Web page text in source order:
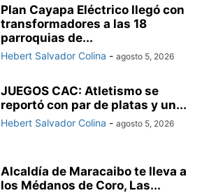
Plan Cayapa Eléctrico llegó con
transformadores a las 18
parroquias de...
Hebert Salvador Colina - agosto 5, 2026
JUEGOS CAC: Atletismo se
reportó con par de platas y un...
Hebert Salvador Colina - agosto 5, 2026
Alcaldía de Maracaibo te lleva a
los Médanos de Coro, Las...